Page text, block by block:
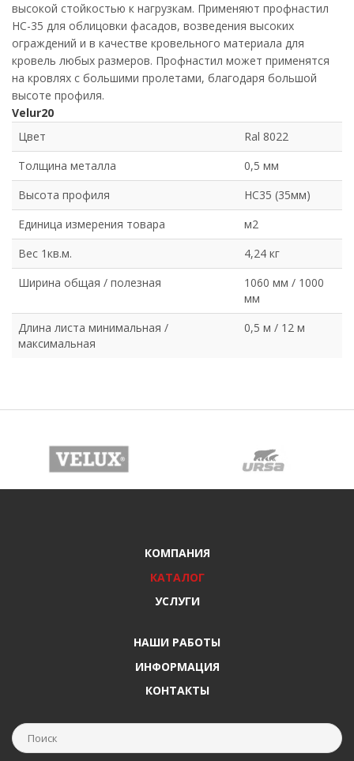
Ral 9006 Golden Dub
Cherry Wood
высокой стойкостью к нагрузкам. Применяют профнастил
НС-35 для облицовки фасадов, возведения высоких
ограждений и в качестве кровельного материала для
кровель любых размеров. Профнастил может применятся
на кровлях с большими пролетами, благодаря большой
высоте профиля.
Velur20
Цвет
Ral 8022
Толщина металла
0,5 мм
Высота профиля
НС35 (35мм)
Единица измерения товара
м2
Вес 1кв.м.
4,24 кг
Ширина общая / полезная
1060 мм / 1000
мм
Длина листа минимальная /
максимальная
0,5 м / 12 м
КОМПАНИЯ
КАТАЛОГ
УСЛУГИ
НАШИ РАБОТЫ
ИНФОРМАЦИЯ
КОНТАКТЫ